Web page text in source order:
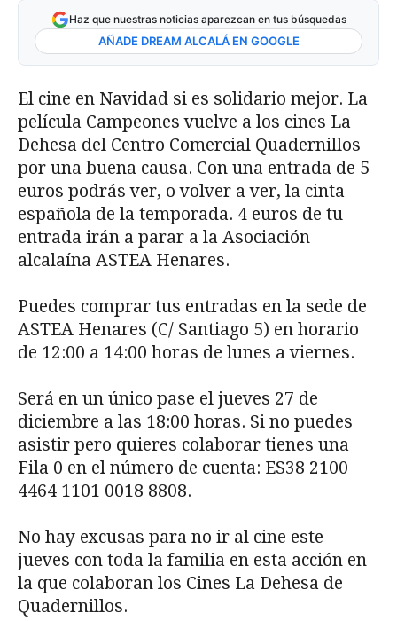
Haz que nuestras noticias aparezcan en tus búsquedas
AÑADE DREAM ALCALÁ EN GOOGLE
El cine en Navidad si es solidario mejor. La
película Campeones vuelve a los cines La
Dehesa del Centro Comercial Quadernillos
por una buena causa. Con una entrada de 5
euros podrás ver, o volver a ver, la cinta
española de la temporada. 4 euros de tu
entrada irán a parar a la Asociación
alcalaína ASTEA Henares.
Puedes comprar tus entradas en la sede de
ASTEA Henares (C/ Santiago 5) en horario
de 12:00 a 14:00 horas de lunes a viernes.
Será en un único pase el jueves 27 de
diciembre a las 18:00 horas. Si no puedes
asistir pero quieres colaborar tienes una
Fila 0 en el número de cuenta: ES38 2100
4464 1101 0018 8808.
No hay excusas para no ir al cine este
jueves con toda la familia en esta acción en
la que colaboran los Cines La Dehesa de
Quadernillos.